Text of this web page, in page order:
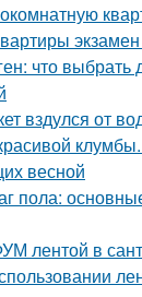
экзамен
что выбрать
вздулся от
весной
пола:
лентой в